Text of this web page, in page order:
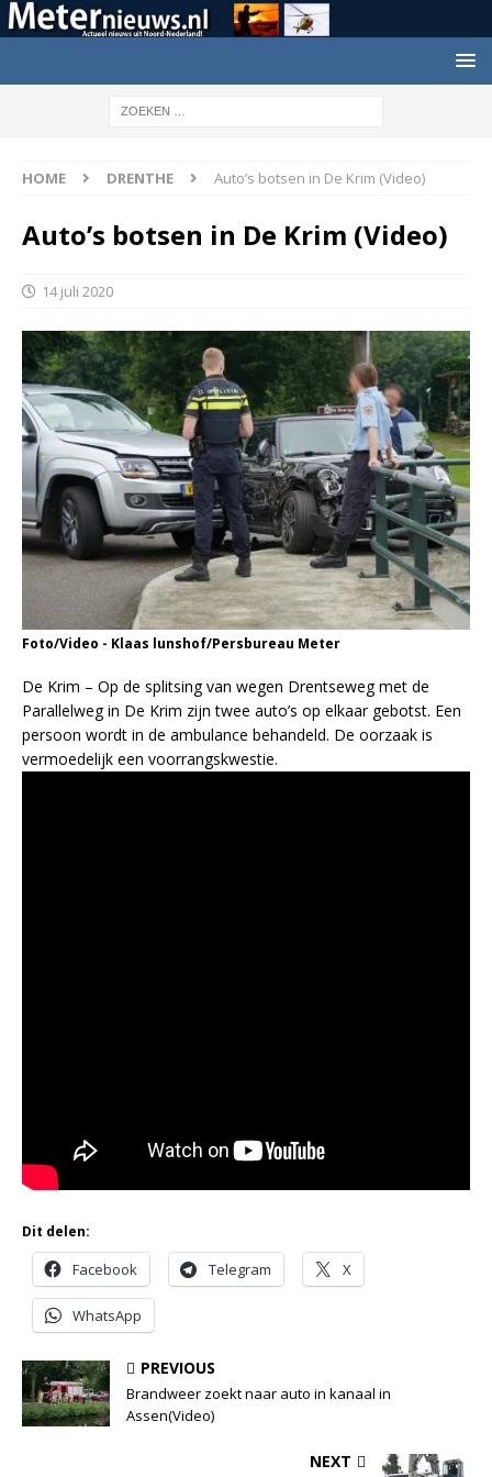
HOME DRENTHE Auto’s botsen in De Krim (Video)
Auto’s botsen in De Krim (Video)
14 juli 2020
Foto/Video - Klaas lunshof/Persbureau Meter
De Krim – Op de splitsing van wegen Drentseweg met de
Parallelweg in De Krim zijn twee auto’s op elkaar gebotst. Een
persoon wordt in de ambulance behandeld. De oorzaak is
vermoedelijk een voorrangskwestie.
Dit delen:
Facebook Telegram X
WhatsApp
PREVIOUS
Brandweer zoekt naar auto in kanaal in
Assen(Video)
NEXT